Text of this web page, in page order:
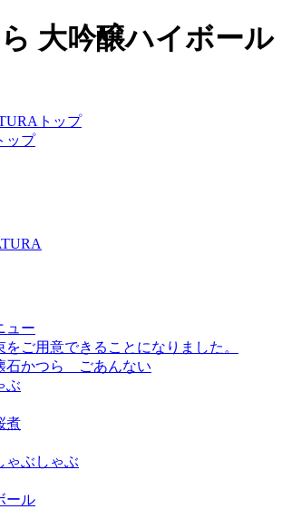
大吟醸ハイボール
トップ
ップ
ュー
をご用意できることになりました。
かつら ごあんない
ぶ
煮
ゃぶしゃぶ
ール